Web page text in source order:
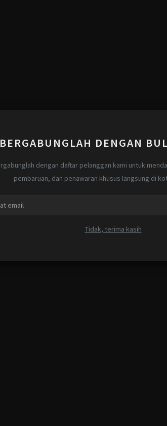
DENGAN
dengan daftar pelanggan kami untuk
pembaruan, dan penawaran khusus langsung di
Tidak, terima kasih